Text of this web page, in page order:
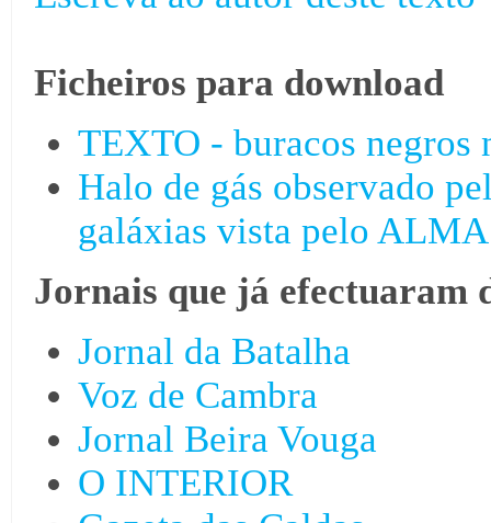
Ficheiros para download
TEXTO - buracos negros
Halo de gás observado
galáxias vista pelo ALMA
Jornais que já efectuaram
Jornal da Batalha
Voz de Cambra
Jornal Beira Vouga
O INTERIOR